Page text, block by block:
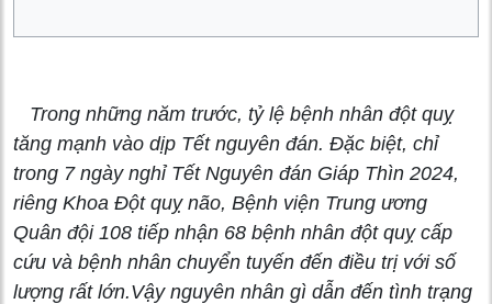
Trong những năm trước, tỷ lệ bệnh nhân đột quỵ
tăng mạnh vào dịp Tết nguyên đán. Đặc biệt, chỉ
trong 7 ngày nghỉ Tết Nguyên đán Giáp Thìn 2024,
riêng Khoa Đột quỵ não, Bệnh viện Trung ương
Quân đội 108 tiếp nhận 68 bệnh nhân đột quỵ cấp
cứu và bệnh nhân chuyển tuyến đến điều trị với số
lượng rất lớn.Vậy nguyên nhân gì dẫn đến tình trạng